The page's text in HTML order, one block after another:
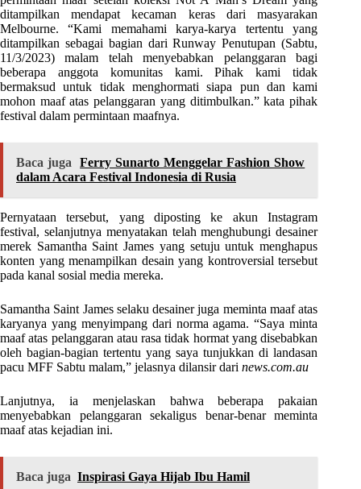
ditampilkan mendapat kecaman keras dari masyarakan
Melbourne. “Kami memahami karya-karya tertentu yang
ditampilkan sebagai bagian dari Runway Penutupan (Sabtu,
11/3/2023) malam telah menyebabkan pelanggaran bagi
beberapa anggota komunitas kami. Pihak kami tidak
bermaksud untuk tidak menghormati siapa pun dan kami
mohon maaf atas pelanggaran yang ditimbulkan.” kata pihak
festival dalam permintaan maafnya.
Baca juga
Ferry Sunarto Menggelar Fashion Show
dalam Acara Festival Indonesia di Rusia
Pernyataan tersebut, yang diposting ke akun Instagram
festival, selanjutnya menyatakan telah menghubungi desainer
merek Samantha Saint James yang setuju untuk menghapus
konten yang menampilkan desain yang kontroversial tersebut
pada kanal sosial media mereka.
Samantha Saint James selaku desainer juga meminta maaf atas
karyanya yang menyimpang dari norma agama. “Saya minta
maaf atas pelanggaran atau rasa tidak hormat yang disebabkan
oleh bagian-bagian tertentu yang saya tunjukkan di landasan
pacu MFF Sabtu malam,” jelasnya dilansir dari news.com.au
Lanjutnya, ia menjelaskan bahwa beberapa pakaian
menyebabkan pelanggaran sekaligus benar-benar meminta
maaf atas kejadian ini.
Baca juga Inspirasi Gaya Hijab Ibu Hamil